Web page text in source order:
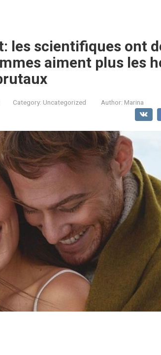
les scientifiques ont
aiment plus les
Category: Uncategorized Author: Marina